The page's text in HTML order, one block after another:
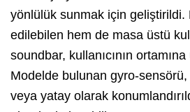
yönlülük sunmak için geliştirildi.
edilebilen hem de masa üstü
soundbar, kullanıcının
Modelde bulunan gyro-sensörü,
veya yatay olarak